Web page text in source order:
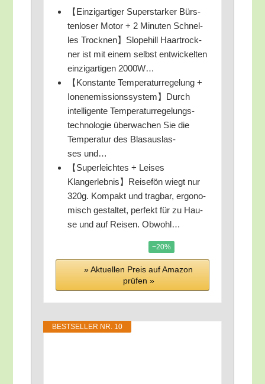
【Ein­zig­ar­ti­ger Super­star­ker Bürs­
ten­lo­ser Motor + 2 Minu­ten Schnel­
les Trocknen】Slopehill Haar­trock­
ner ist mit einem selbst ent­wi­ckel­ten
ein­zig­ar­ti­gen 2000W…
【Kon­stan­te Tem­pe­ra­tur­re­ge­lung +
Ionenemissionssystem】Durch
intel­li­gen­te Tem­pe­ra­tur­re­ge­lungs­
tech­no­lo­gie über­wa­chen Sie die
Tem­pe­ra­tur des Blas­aus­las­
ses und…
【Super­leich­tes + Lei­ses
Klangerlebnis】Reisefön wiegt nur
320g. Kom­pakt und trag­bar, ergo­no­
misch gestal­tet, per­fekt für zu Hau­
se und auf Rei­sen. Obwohl…
−20%
» Aktu­el­len Preis auf Ama­zon
prü­fen »
BEST­SEL­LER NR. 10